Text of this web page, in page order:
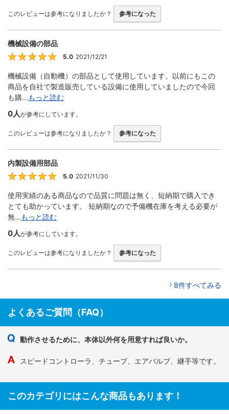
このレビューは参考になりましたか？ 参考になった
機械設備の部品
5.0 2021/12/21
機械設備（自動機）の部品として使用しています。以前にもこの
商品を自社で製造販売している設備に使用していましたので今回
も購...もっと読む
0人が参考にしています。
このレビューは参考になりましたか？ 参考になった
内製設備用部品
5.0 2021/11/30
使用実績のある商品なので品質に問題は無く、短納期で購入でき
とても助かっています。 短納期なので予備機在庫を考える必要が
無...もっと読む
0人が参考にしています。
このレビューは参考になりましたか？ 参考になった
8件すべてみる
よくあるご質問（FAQ）
動作させるために、本体以外何を用意すれば良いか。
スピードコントローラ、チューブ、エアバルブ、継手等です。
このカテゴリにはこんな商品もあります！